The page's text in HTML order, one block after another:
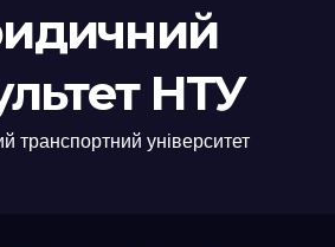
НТУ
транспортний університет